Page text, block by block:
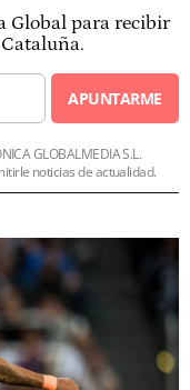
Global para recibir
APUNTARME
GLOBALMEDIA S.L.
noticias de actualidad.